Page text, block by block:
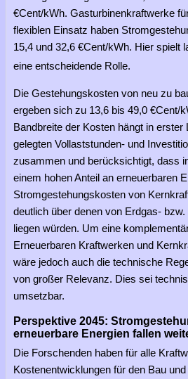
€Cent/kWh. Gasturbinenkraftwerke
flexiblen Einsatz haben
15,4 und 32,6 €Cent/kWh. Hier spielt
eine entscheidende Rolle.
Die Gestehungskosten von neu zu
ergeben sich zu 13,6 bis 49,0 €Cent/
Bandbreite der Kosten hängt in erster
gelegten Vollaststunden- und
zusammen und berücksichtigt, dass
einem hohen Anteil an erneuerbaren
Stromgestehungskosten von
deutlich über denen von Erdgas-
liegen würden. Um eine
Erneuerbaren Kraftwerken und
wäre jedoch auch die technische
von großer Relevanz. Dies sei
umsetzbar.
Perspektive 2045:
erneuerbare Energien fallen
Die Forschenden haben für alle
Kostenentwicklungen für den Bau